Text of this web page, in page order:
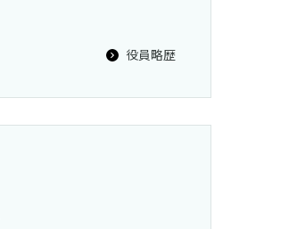
役員略歴